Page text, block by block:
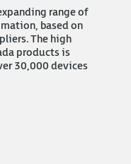
range of
based on
The high
products is
30,000 devices